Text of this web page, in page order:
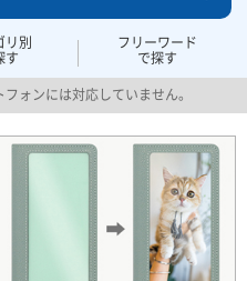
リ別
す
フリーワード
で探す
ォンには対応していません。